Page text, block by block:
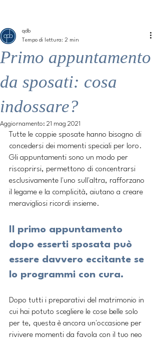
Primo appuntamento
da sposati: cosa
indossare?
qdb
Tempo di lettura: 2 min
Aggiornamento: 21 mag 2021
Tutte le coppie sposate hanno bisogno di
concedersi dei momenti speciali per loro.
Gli appuntamenti sono un modo per
riscoprirsi, permettono di concentrarsi
esclusivamente l'uno sull'altra, rafforzano
il legame e la complicità, aiutano a creare
meravigliosi ricordi insieme.
Il primo appuntamento
dopo esserti sposata può
essere davvero eccitante se
lo programmi con cura.
Dopo tutti i preparativi del matrimonio in
cui hai potuto scegliere le cose belle solo
per te, questa è ancora un'occasione per
rivivere momenti da favola con il tuo neo